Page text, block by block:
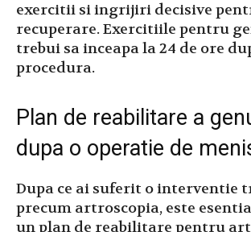
exercitii si ingrijiri decisive
recuperare. Exercitiile pentru
trebui sa inceapa la 24 de ore
procedura.
Plan de reabilitare a
dupa o operatie de
Dupa ce ai suferit o interventie
precum artroscopia, este
un plan de reabilitare pentru